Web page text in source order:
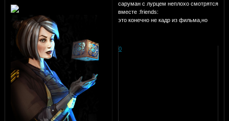
саруман с лурцем неплохо смотрятся
вместе :friends:
это конечно не кадр из фильма,но
0